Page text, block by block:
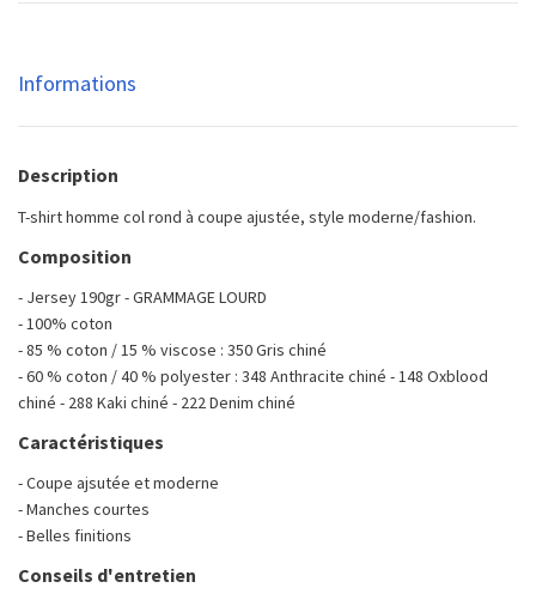
Informations
Description
T-shirt homme col rond à coupe ajustée, style moderne/fashion.
Composition
- Jersey 190gr - GRAMMAGE LOURD
- 100% coton
- 85 % coton / 15 % viscose : 350 Gris chiné
- 60 % coton / 40 % polyester : 348 Anthracite chiné - 148 Oxblood
chiné - 288 Kaki chiné - 222 Denim chiné
Caractéristiques
- Coupe ajsutée et moderne
- Manches courtes
- Belles finitions
Conseils d'entretien